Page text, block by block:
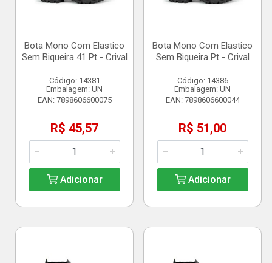
Bota Mono Com Elastico
Sem Biqueira 41 Pt - Crival
Código: 14381
Embalagem: UN
EAN: 7898606600075
R$ 45,57
Adicionar
Bota Mono Com Elastico
Sem Biqueira Pt - Crival
Código: 14386
Embalagem: UN
EAN: 7898606600044
R$ 51,00
Adicionar